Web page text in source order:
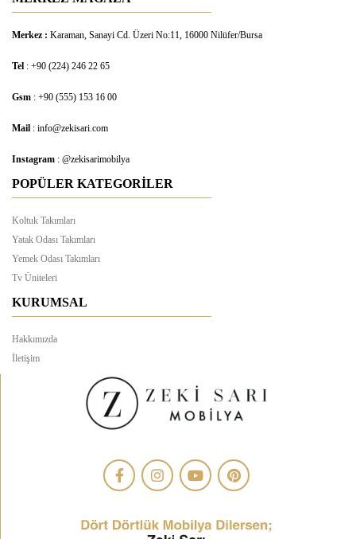
Merkez : Karaman, Sanayi Cd. Üzeri No:11, 16000 Nilüfer/Bursa
Tel : +90 (224) 246 22 65
Gsm : +90 (555) 153 16 00
Mail : info@zekisari.com
Instagram : @zekisarimobilya
POPÜLER KATEGORİLER
Koltuk Takımları
Yatak Odası Takımları
Yemek Odası Takımları
Tv Üniteleri
KURUMSAL
Hakkımızda
İletişim